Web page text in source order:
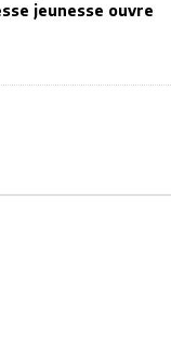
jeunesse ouvre